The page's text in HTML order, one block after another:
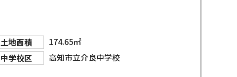
土地面積
174.65㎡
中学校区 高知市立介良中学校